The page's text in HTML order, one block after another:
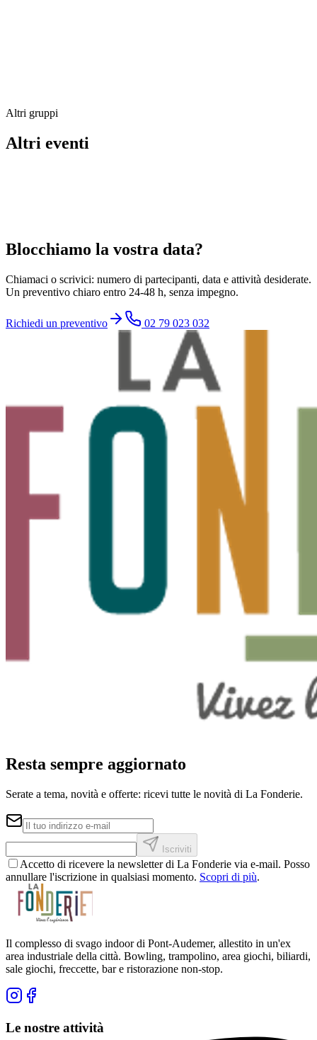
02 79 023 032
Altri gruppi
Altri eventi
Blocchiamo la vostra data?
Chiamaci o scrivici: numero di partecipanti, data e attività desiderate.
Un preventivo chiaro entro 24-48 h, senza impegno.
Richiedi un preventivo 02 79 023 032
Resta sempre aggiornato
Serate a tema, novità e offerte: ricevi tutte le novità di La Fonderie.
Iscriviti
Accetto di ricevere la newsletter di La Fonderie via e-mail. Posso
annullare l'iscrizione in qualsiasi momento. Scopri di più.
Il complesso di svago indoor di Pont-Audemer, allestito in un'ex
area industriale della città. Bowling, trampolino, area giochi, biliardi,
sale giochi, freccette, bar e ristorazione non-stop.
Le nostre attività